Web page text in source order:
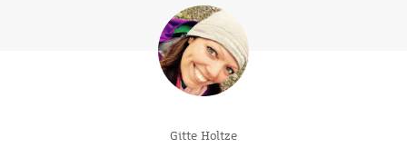
Gitte Holtze